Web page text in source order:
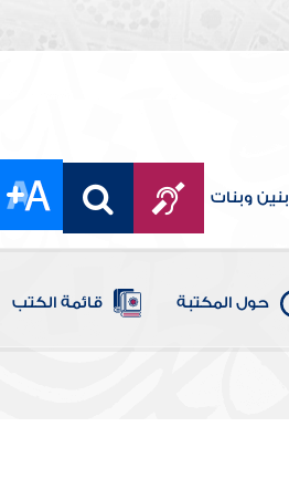
بنين وبنات
حول المكتبة قائمة الكتب